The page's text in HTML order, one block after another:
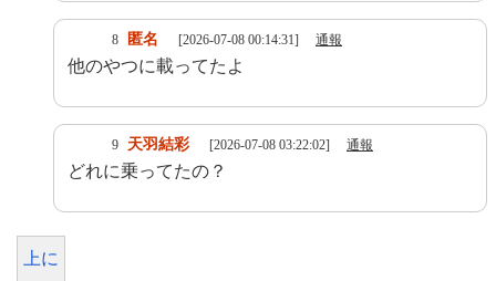
8 匿名 [2026-07-08 00:14:31] 通報
他のやつに載ってたよ
9 天羽結彩 [2026-07-08 03:22:02] 通報
どれに乗ってたの？
上に